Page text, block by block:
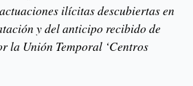
ilícitas descubiertas en
y del anticipo recibido de
la Unión Temporal ‘Centros